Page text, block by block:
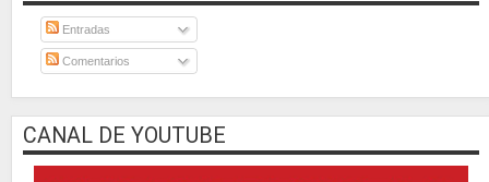
Entradas
Comentarios
CANAL DE YOUTUBE